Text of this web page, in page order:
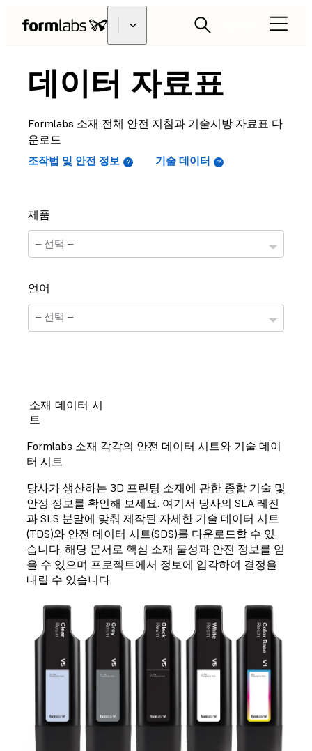
데이터 자료표
Formlabs 소재 전체 안전 지침과 기술시방 자료표 다
운로드
조작법 및 안전 정보 기술 데이터
제품
언어
선택하신 소재는 현재 기술정보 자료표를 준비하는 중
입니다.
안전 정보 자료표
선택하신 소재는 현재 안전정보 자료표를 준비하는 중
입니다.
소재 데이터 시
트
Formlabs 소재 각각의 안전 데이터 시트와 기술 데이
터 시트
당사가 생산하는 3D 프린팅 소재에 관한 종합 기술 및
안정 정보를 확인해 보세요. 여기서 당사의 SLA 레진
과 SLS 분말에 맞춰 제작된 자세한 기술 데이터 시트
(TDS)와 안전 데이터 시트(SDS)를 다운로드할 수 있
습니다. 해당 문서로 핵심 소재 물성과 안전 정보를 얻
을 수 있으며 프로젝트에서 정보에 입각하여 결정을
내릴 수 있습니다.